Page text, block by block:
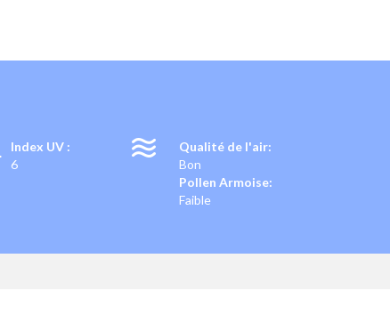
Index UV :
6
Qualité de l'air:
Bon
Pollen Armoise:
Faible